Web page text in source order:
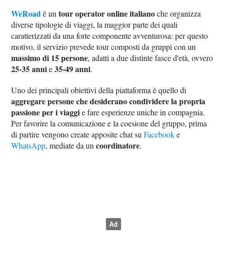
WeRoadè untour operator online italianoche organizza
diverse tipologie di viaggi, la maggior parte dei quali
caratterizzati da una forte componente avventurosa: per questo
motivo, il servizio prevede tour composti da gruppi con un
massimo di 15 persone, adatti a due distinte fasce d'età, ovvero
25-35 annie35-49 anni.
Uno dei principali obiettivi della piattaforma è quello di
aggregare persone che desiderano condividere la propria
passione per i viaggie fare esperienze uniche in compagnia.
Per favorire la comunicazione e la coesione del gruppo, prima
di partire vengono create apposite chat suFacebooke
WhatsApp, mediate da uncoordinatore.